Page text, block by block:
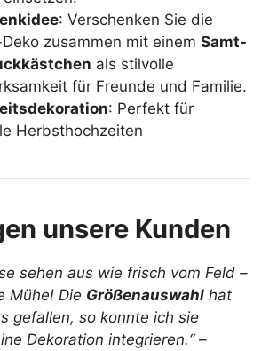
: Verschenken Sie die
zusammen mit einem Samt-
als stilvolle
für Freunde und Familie.
: Perfekt für
Herbsthochzeiten
unsere Kunden
sehen aus wie frisch vom Feld –
Mühe! Die Größenauswahl hat
gefallen, so konnte ich sie
Dekoration integrieren.“–